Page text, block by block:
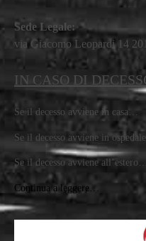
Sede Legale:
via Giacomo Leopardi 14
IN CASO DI
Se il decesso avviene in casa…
Se il decesso avviene in
Se il decesso avviene all’estero…
Continua a leggere…